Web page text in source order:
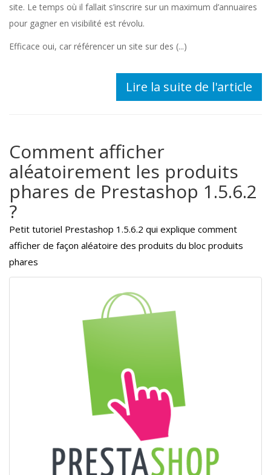
site. Le temps où il fallait s’inscrire sur un maximum d’annuaires
pour gagner en visibilité est révolu.
Efficace oui, car référencer un site sur des (...)
Lire la suite de l'article
Comment afficher
aléatoirement les produits
phares de Prestashop 1.5.6.2
?
Petit tutoriel Prestashop 1.5.6.2 qui explique comment
afficher de façon aléatoire des produits du bloc produits
phares